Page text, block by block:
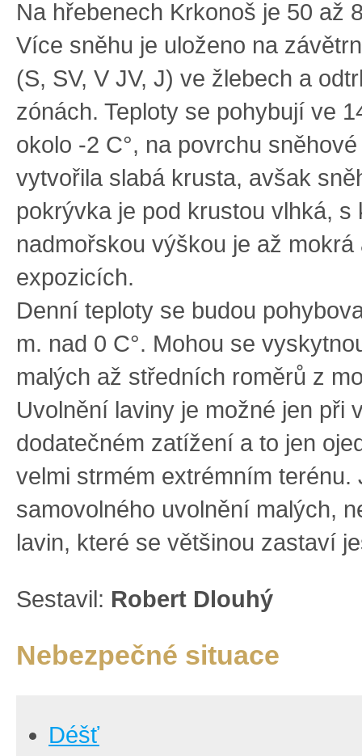
Na hřebenech Krkonoš je 50 až
Více sněhu je uloženo na
(S, SV, V JV, J) ve žlebech a
zónách. Teploty se pohybují ve
okolo -2 C°, na povrchu
vytvořila slabá krusta, avšak
pokrývka je pod krustou vlhká, s
nadmořskou výškou je až
expozicích.
Denní teploty se budou
m. nad 0 C°. Mohou se
malých až středních roměrů z
Uvolnění laviny je možné jen při
dodatečném zatížení a to jen
velmi strmém extrémním terénu.
samovolného uvolnění malých,
lavin, které se většinou zastaví
Sestavil: Robert Dlouhý
Nebezpečné situace
Déšť